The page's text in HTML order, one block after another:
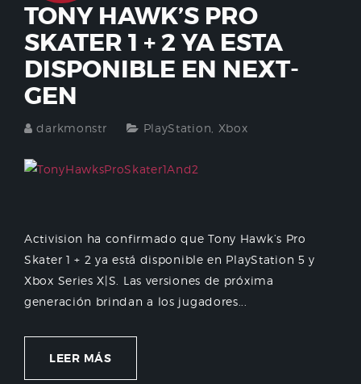
TONY HAWK’S PRO
SKATER 1 + 2 YA ESTA
DISPONIBLE EN NEXT-
GEN
darkmonstr PlayStation Xbox
Activision ha confirmado que Tony Hawk’s Pro
Skater 1 + 2 ya está disponible en PlayStation 5 y
Xbox Series X|S. Las versiones de próxima
generación brindan a los jugadores...
LEER MÁS